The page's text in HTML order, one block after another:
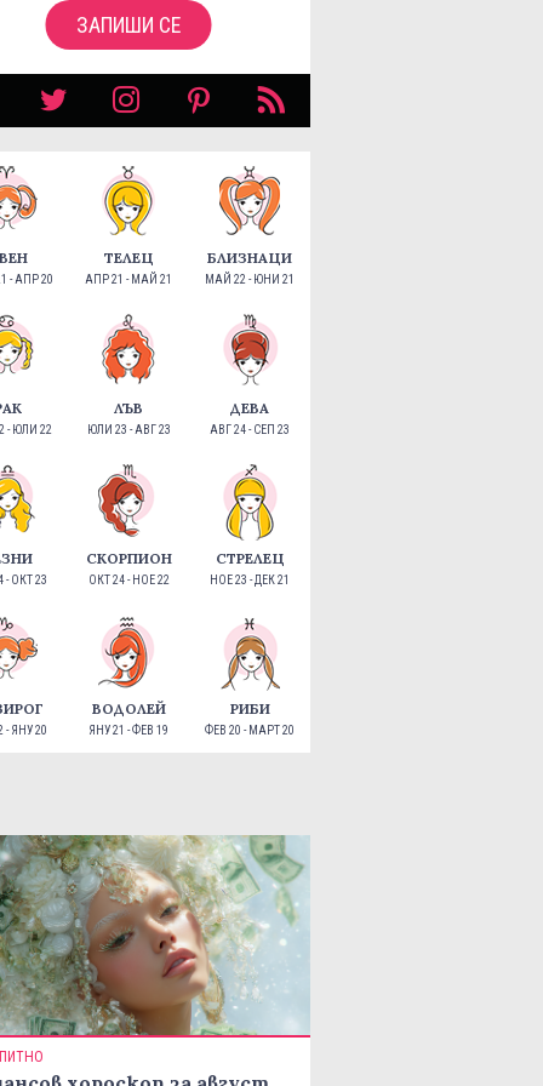
ЗАПИШИ СЕ
- АПР 20
ТЕЛЕЦ
АПР 21 - МАЙ 21
БЛИЗНАЦИ
МАЙ 22 - ЮНИ 21
- ЮЛИ 22
ЛЪВ
ЮЛИ 23 - АВГ 23
ДЕВА
АВГ 24 - СЕП 23
- ОКТ 23
СКОРПИОН
ОКТ 24 - НОЕ 22
СТРЕЛЕЦ
НОЕ 23 - ДЕК 21
- ЯНУ 20
ВОДОЛЕЙ
ЯНУ 21 - ФЕВ 19
РИБИ
ФЕВ 20 - МАРТ 20